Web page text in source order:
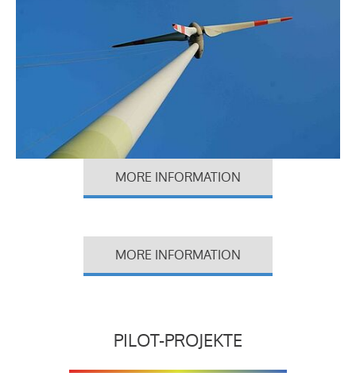
MORE INFORMATION
MORE INFORMATION
PILOT-PROJEKTE